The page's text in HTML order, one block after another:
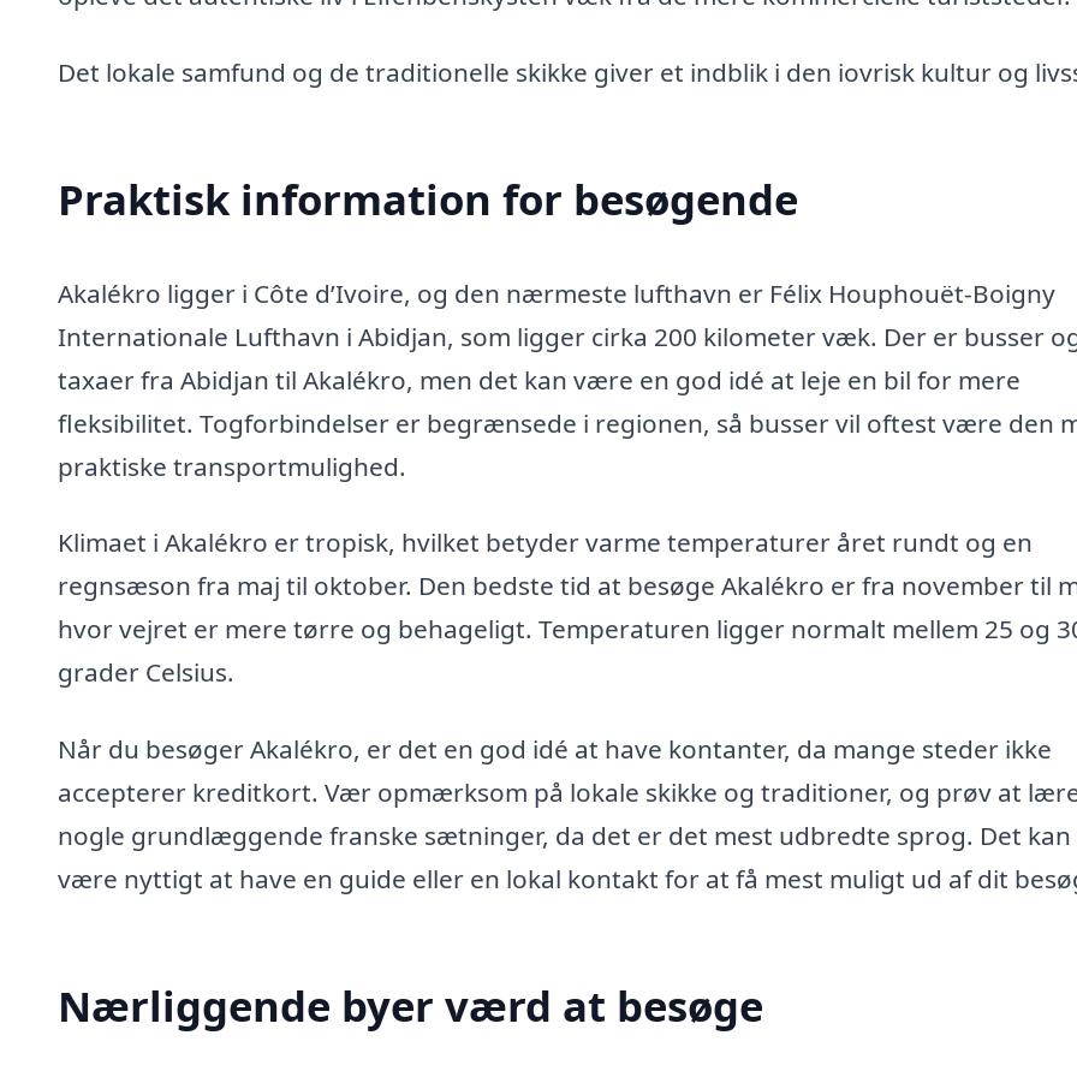
Det lokale samfund og de traditionelle skikke giver et indblik i den iovrisk kultur og
Praktisk information for besøgende
Akalékro ligger i Côte d’Ivoire, og den nærmeste lufthavn er Félix Houphouët-Boigny
Internationale Lufthavn i Abidjan, som ligger cirka 200 kilometer væk. Der er busser
taxaer fra Abidjan til Akalékro, men det kan være en god idé at leje en bil for mere
fleksibilitet. Togforbindelser er begrænsede i regionen, så busser vil oftest være den
praktiske transportmulighed.
Klimaet i Akalékro er tropisk, hvilket betyder varme temperaturer året rundt og en
regnsæson fra maj til oktober. Den bedste tid at besøge Akalékro er fra november til
hvor vejret er mere tørre og behageligt. Temperaturen ligger normalt mellem 25 og
grader Celsius.
Når du besøger Akalékro, er det en god idé at have kontanter, da mange steder ikke
accepterer kreditkort. Vær opmærksom på lokale skikke og traditioner, og prøv at
nogle grundlæggende franske sætninger, da det er det mest udbredte sprog. Det kan
være nyttigt at have en guide eller en lokal kontakt for at få mest muligt ud af dit
Nærliggende byer værd at besøge